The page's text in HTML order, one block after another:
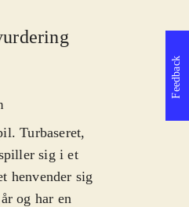
Turbaseret,
sig i et
henvender sig
og har en
Feedback